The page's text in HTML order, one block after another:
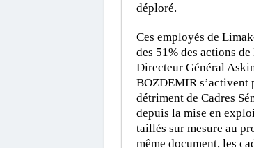
déploré.
Ces employés de
des 51% des actions
Directeur Général
BOZDEMIR s’activent
détriment de Cadres
depuis la mise en
taillés sur mesure au
même document, les